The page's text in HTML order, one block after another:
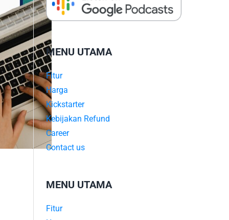
MENU UTAMA
Fitur
Harga
Kickstarter
Kebijakan Refund
Career
Contact us
MENU UTAMA
Fitur